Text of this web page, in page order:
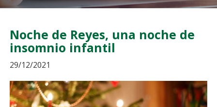
Noche de Reyes, una noche de
insomnio infantil
29/12/2021